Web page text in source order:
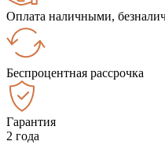
Оплата наличными,
Беспроцентная рассрочка
Гарантия
2 года